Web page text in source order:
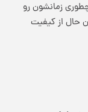
زمانشون رو
حال از کیفیت